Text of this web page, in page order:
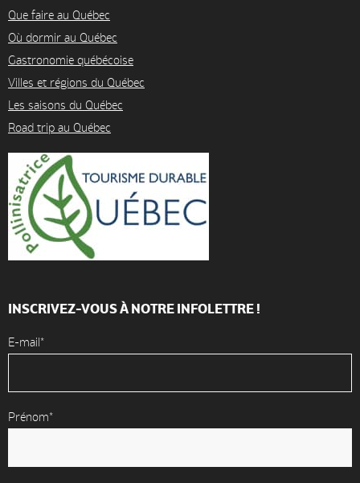
Accueil
Que faire au Québec
Où dormir au Québec
Gastronomie québécoise
Villes et régions du Québec
Les saisons du Québec
Road trip au Québec
INSCRIVEZ-VOUS À NOTRE INFOLETTRE !
E-mail*
Prénom*